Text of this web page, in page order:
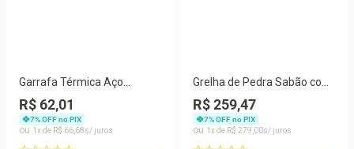
Garrafa Térmica Aço
Inoxidável Parede Dupla
Modelo Safari Esporte
500ML Conserva Quente e
Frio
R$ 62,01
7% OFF no PIX
1
R$ 66 68
Grelha de Pedra Sabão com
Suporte de Madeira e
Molheiras Retenção de
Calor Versátil Amadeirado
São
R$ 259,47
7% OFF no PIX
1
R$ 279 00